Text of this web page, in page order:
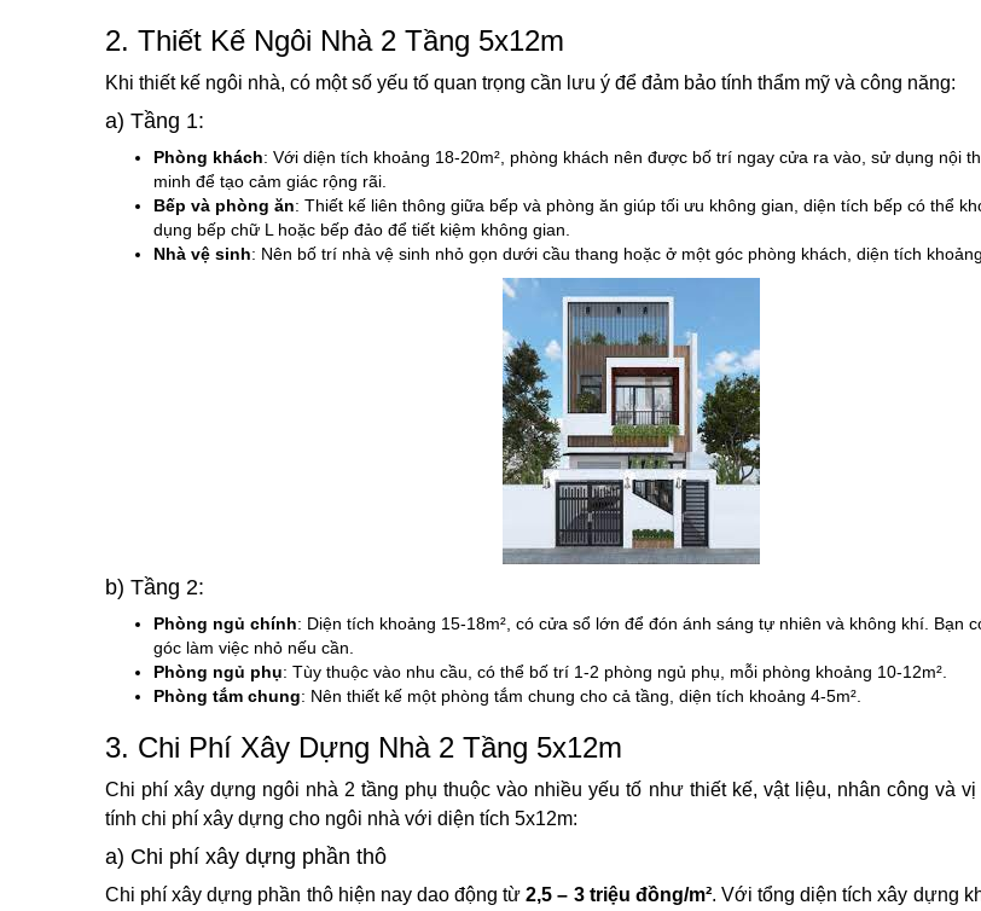
2. Thiết Kế Ngôi Nhà 2 Tầng 5x12m
Khi thiết kế ngôi nhà, có một số yếu tố quan trọng cần lưu ý để đảm bảo tính thẩm mỹ và công năng:
a) Tầng 1:
Phòng khách: Với diện tích khoảng 18-20m², phòng khách nên được bố trí ngay cửa ra vào, sử dụng nội
minh để tạo cảm giác rộng rãi.
Bếp và phòng ăn: Thiết kế liên thông giữa bếp và phòng ăn giúp tối ưu không gian, diện tích bếp có thể
dụng bếp chữ L hoặc bếp đảo để tiết kiệm không gian.
Nhà vệ sinh: Nên bố trí nhà vệ sinh nhỏ gọn dưới cầu thang hoặc ở một góc phòng khách, diện tích khoảng
b) Tầng 2:
Phòng ngủ chính: Diện tích khoảng 15-18m², có cửa sổ lớn để đón ánh sáng tự nhiên và không khí. Bạn
góc làm việc nhỏ nếu cần.
Phòng ngủ phụ: Tùy thuộc vào nhu cầu, có thể bố trí 1-2 phòng ngủ phụ, mỗi phòng khoảng 10-12m².
Phòng tắm chung: Nên thiết kế một phòng tắm chung cho cả tầng, diện tích khoảng 4-5m².
3. Chi Phí Xây Dựng Nhà 2 Tầng 5x12m
Chi phí xây dựng ngôi nhà 2 tầng phụ thuộc vào nhiều yếu tố như thiết kế, vật liệu, nhân công và
tính chi phí xây dựng cho ngôi nhà với diện tích 5x12m:
a) Chi phí xây dựng phần thô
Chi phí xây dựng phần thô hiện nay dao động từ2,5 – 3 triệu đồng/m². Với tổng diện tích xây dựng